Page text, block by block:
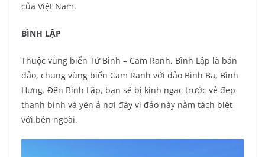
của Việt Nam.
BÌNH LẬP
Thuộc vùng biển Tứ Bình – Cam Ranh, Bình Lập là bán
đảo, chung vùng biển Cam Ranh với đảo Bình Ba, Bình
Hưng. Đến Bình Lập, bạn sẽ bị kinh ngạc trước vẻ đẹp
thanh bình và yên ả nơi đây vì đảo này nằm tách biệt
với bên ngoài.